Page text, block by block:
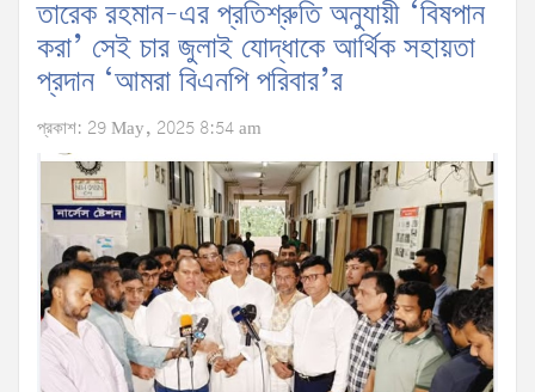
তারেক রহমান-এর প্রতিশ্রুতি অনুযায়ী ‘বিষপান
করা’ সেই চার জুলাই যোদ্ধাকে আর্থিক সহায়তা
প্রদান ‘আমরা বিএনপি পরিবার’র
প্রকাশ: 29 May, 2025 8:54 am